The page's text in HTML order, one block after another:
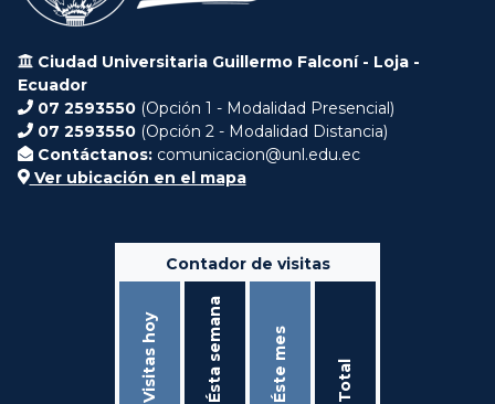
Ciudad Universitaria Guillermo Falconí - Loja -
Ecuador
07 2593550 (Opción 1 - Modalidad Presencial)
07 2593550 (Opción 2 - Modalidad Distancia)
Contáctanos: comunicacion@unl.edu.ec
Ver ubicación en el mapa
Contador de visitas
Visitas hoy Ésta semana Éste mes Total